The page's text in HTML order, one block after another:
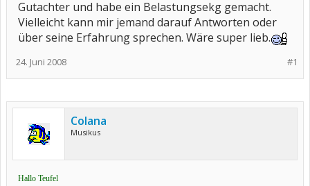
Gutachter und habe ein Belastungsekg gemacht.
Vielleicht kann mir jemand darauf Antworten oder
über seine Erfahrung sprechen. Wäre super lieb.
#1
24. Juni 2008
Colana
Musikus
Hallo Teufel